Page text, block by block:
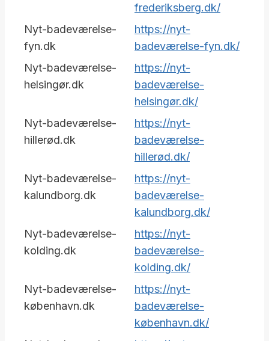
frederiksberg.dk/
Nyt-badeværelse-
fyn.dk
https://nyt-
badeværelse-fyn.dk/
Nyt-badeværelse-
helsingør.dk
https://nyt-
badeværelse-
helsingør.dk/
Nyt-badeværelse-
hillerød.dk
https://nyt-
badeværelse-
hillerød.dk/
Nyt-badeværelse-
kalundborg.dk
https://nyt-
badeværelse-
kalundborg.dk/
Nyt-badeværelse-
kolding.dk
https://nyt-
badeværelse-
kolding.dk/
Nyt-badeværelse-
københavn.dk
https://nyt-
badeværelse-
københavn.dk/